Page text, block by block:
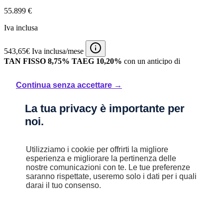
55.899 €
Iva inclusa
543,65€ Iva inclusa/mese
TAN FISSO 8,75% TAEG 10,20% con un anticipo di
valida fino al 31/07/2026.Salvo approvazione Stellantis Financial
Continua senza accettare →
La tua privacy è importante per
noi.
Utilizziamo i cookie per offrirti la migliore
esperienza e migliorare la pertinenza delle
nostre comunicazioni con te. Le tue preferenze
saranno rispettate, useremo solo i dati per i quali
darai il tuo consenso.